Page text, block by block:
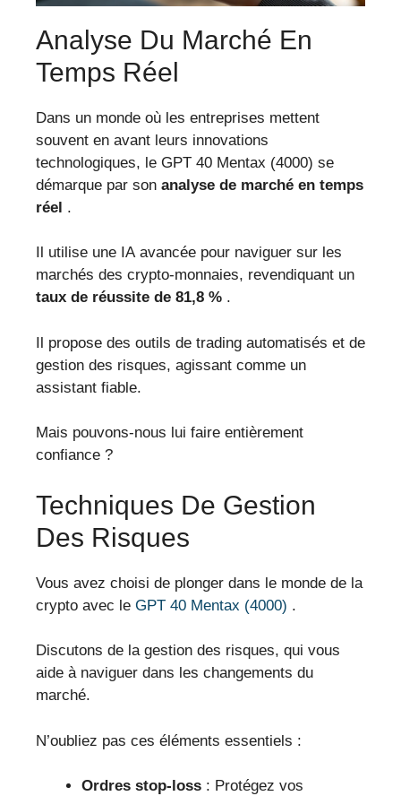
Analyse Du Marché En
Temps Réel
Dans un monde où les entreprises mettent
souvent en avant leurs innovations
technologiques, le GPT 40 Mentax (4000) se
démarque par son analyse de marché en temps
réel .
Il utilise une IA avancée pour naviguer sur les
marchés des crypto-monnaies, revendiquant un
taux de réussite de 81,8 % .
Il propose des outils de trading automatisés et de
gestion des risques, agissant comme un
assistant fiable.
Mais pouvons-nous lui faire entièrement
confiance ?
Techniques De Gestion
Des Risques
Vous avez choisi de plonger dans le monde de la
crypto avec le GPT 40 Mentax (4000) .
Discutons de la gestion des risques, qui vous
aide à naviguer dans les changements du
marché.
N’oubliez pas ces éléments essentiels :
Ordres stop-loss : Protégez vos